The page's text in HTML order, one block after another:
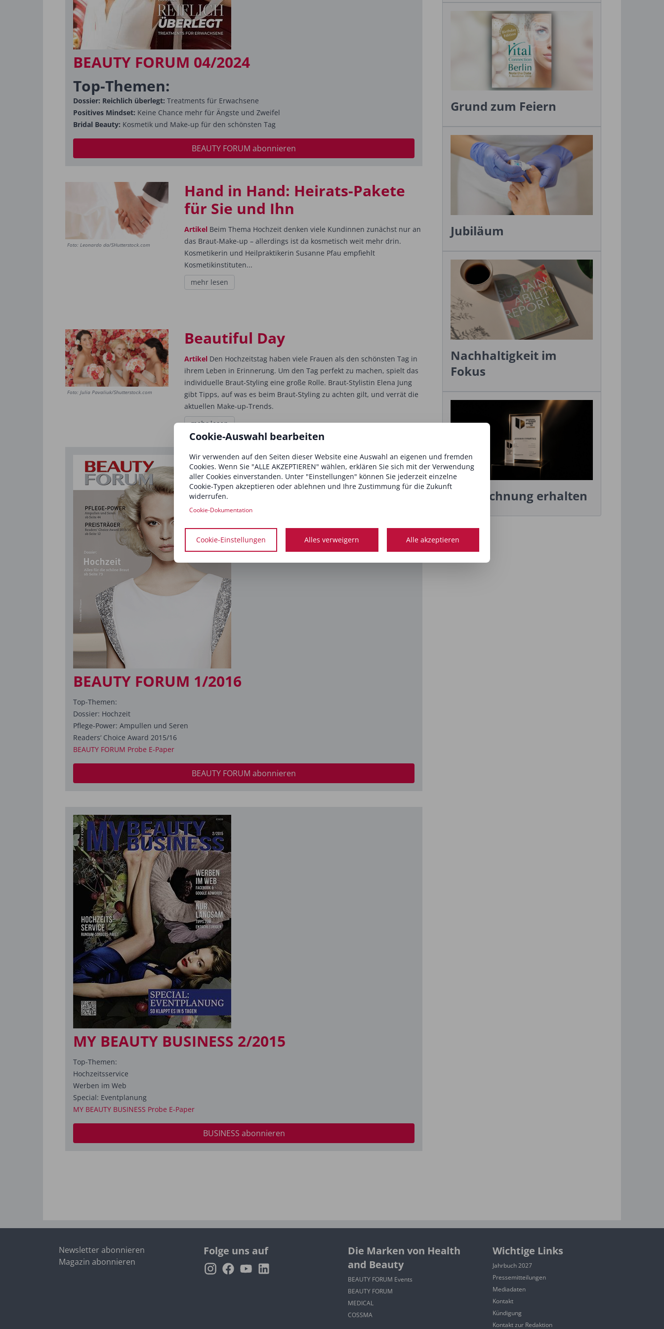
BEAUTY FORUM 04/2024
Top-Themen:
Dossier: Reichlich überlegt: Treatments für Erwachsene
Positives Mindset: Keine Chance mehr für Ängste und Zweifel
Bridal Beauty: Kosmetik und Make-up für den schönsten Tag
BEAUTY FORUM abonnieren
Foto: Leonardo da/SHutterstock.com
Hand in Hand: Heirats-Pakete
für Sie und Ihn
Artikel Beim Thema Hochzeit denken viele Kundinnen zunächst nur an
das Braut-Make-up – allerdings ist da kosmetisch weit mehr drin.
Kosmetikerin und Heilpraktikerin Susanne Pfau empfiehlt
Kosmetikinstituten...
mehr lesen
Foto: Julia Pavaliuk/Shutterstock.com
Beautiful Day
Artikel Den Hochzeitstag haben viele Frauen als den schönsten Tag in
ihrem Leben in Erinnerung. Um den Tag perfekt zu machen, spielt das
individuelle Braut-Styling eine große Rolle. Braut-Stylistin Elena Jung
gibt Tipps, auf was es beim Braut-Styling zu achten gilt, und verrät die
aktuellen Make-up-Trends.
mehr lesen
BEAUTY FORUM 1/2016
Top-Themen:
Dossier: Hochzeit
Pflege-Power: Ampullen und Seren
Readers‘ Choice Award 2015/16
BEAUTY FORUM Probe E-Paper
BEAUTY FORUM abonnieren
MY BEAUTY BUSINESS 2/2015
Top-Themen:
Hochzeitsservice
Werben im Web
Special: Eventplanung
MY BEAUTY BUSINESS Probe E-Paper
BUSINESS abonnieren
Grund zum Feiern
Jubiläum
Nachhaltigkeit im
Fokus
Auszeichnung erhalten
Newsletter abonnieren
Magazin abonnieren
Folge uns auf
Die Marken von Health
and Beauty
BEAUTY FORUM Events
BEAUTY FORUM
MEDICAL
COSSMA
Wichtige Links
Jahrbuch 2027
Pressemitteilungen
Mediadaten
Kontakt
Kündigung
Kontakt zur Redaktion
Cookie-Auswahl bearbeiten
Wir verwenden auf den Seiten dieser Website eine Auswahl an eigenen und fremden
Cookies. Wenn Sie "ALLE AKZEPTIEREN" wählen, erklären Sie sich mit der Verwendung
aller Cookies einverstanden. Unter "Einstellungen" können Sie jederzeit einzelne
Cookie-Typen akzeptieren oder ablehnen und Ihre Zustimmung für die Zukunft
widerrufen.
Cookie-Dokumentation
Cookie-Einstellungen Alles verweigern Alle akzeptieren